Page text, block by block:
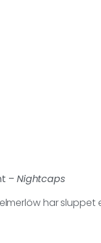
– Nightcaps
har